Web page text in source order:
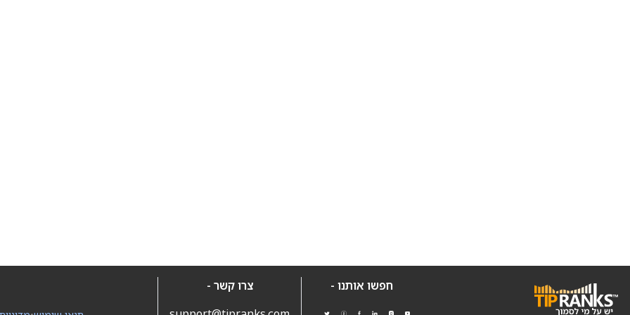
חפשו אותנו -
צרו קשר -